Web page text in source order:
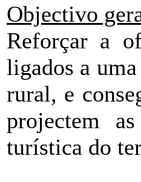
Objectivo
Reforçar a
ligados a
rural, e
projectem
turística do